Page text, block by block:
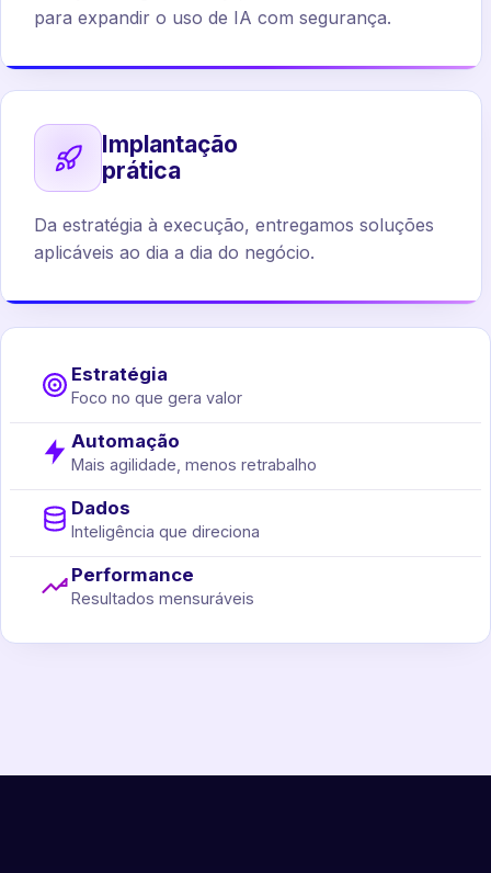
para expandir o uso de IA com segurança.
Implantação
prática
Da estratégia à execução, entregamos soluções
aplicáveis ao dia a dia do negócio.
Estratégia
Foco no que gera valor
Automação
Mais agilidade, menos retrabalho
Dados
Inteligência que direciona
Performance
Resultados mensuráveis